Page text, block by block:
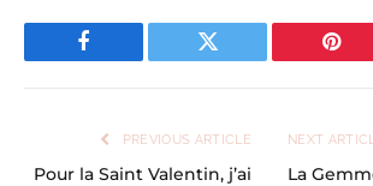
Facebook Twitter
PREVIOUS ARTICLE
Pour la Saint Valentin, j’ai
NEXT
La